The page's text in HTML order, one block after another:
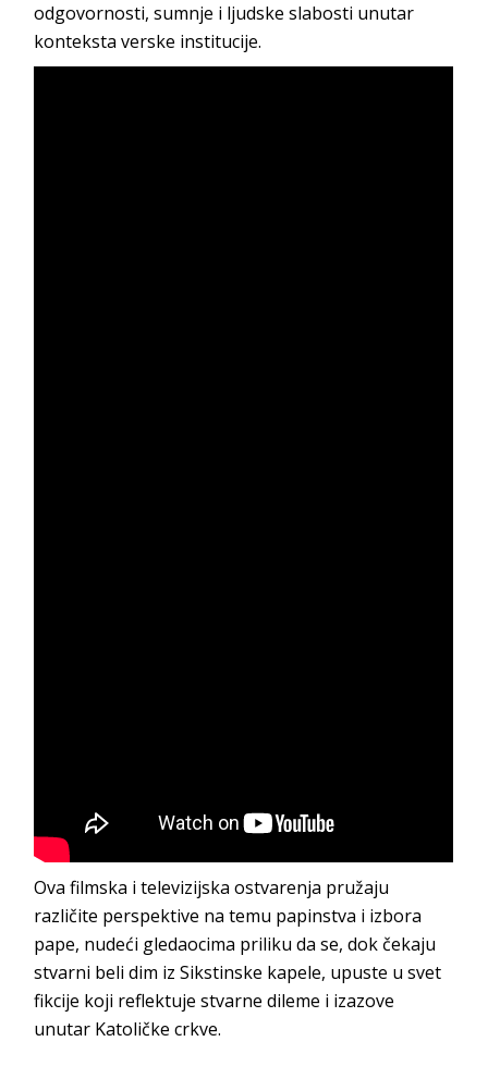
odgovornosti, sumnje i ljudske slabosti unutar
konteksta verske institucije.
Ova filmska i televizijska ostvarenja pružaju
različite perspektive na temu papinstva i izbora
pape, nudeći gledaocima priliku da se, dok čekaju
stvarni beli dim iz Sikstinske kapele, upuste u svet
fikcije koji reflektuje stvarne dileme i izazove
unutar Katoličke crkve.